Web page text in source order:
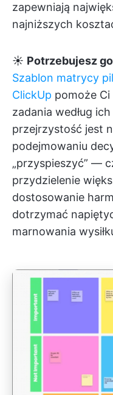
zapewniają
najniższych
☀️ Potrzebujesz
Szablon matrycy
ClickUp pomoże
zadania według
przejrzystość jest
podejmowaniu
„przyspieszyć” —
przydzielenie
dostosowanie
dotrzymać
marnowania